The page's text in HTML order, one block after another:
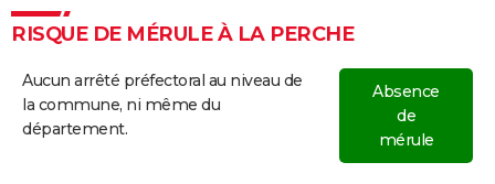
RISQUE DE MÉRULE À LA PERCHE
Aucun arrêté préfectoral au niveau de
la commune, ni même du
département.
Absence
de
mérule